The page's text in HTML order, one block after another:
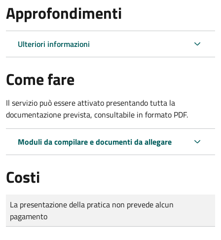
Approfondimenti
Ulteriori informazioni
Come fare
Il servizio può essere attivato presentando tutta la
documentazione prevista, consultabile in formato PDF.
Moduli da compilare e documenti da allegare
Costi
Tipo di pagamento
Importo
La presentazione della pratica non prevede alcun
pagamento